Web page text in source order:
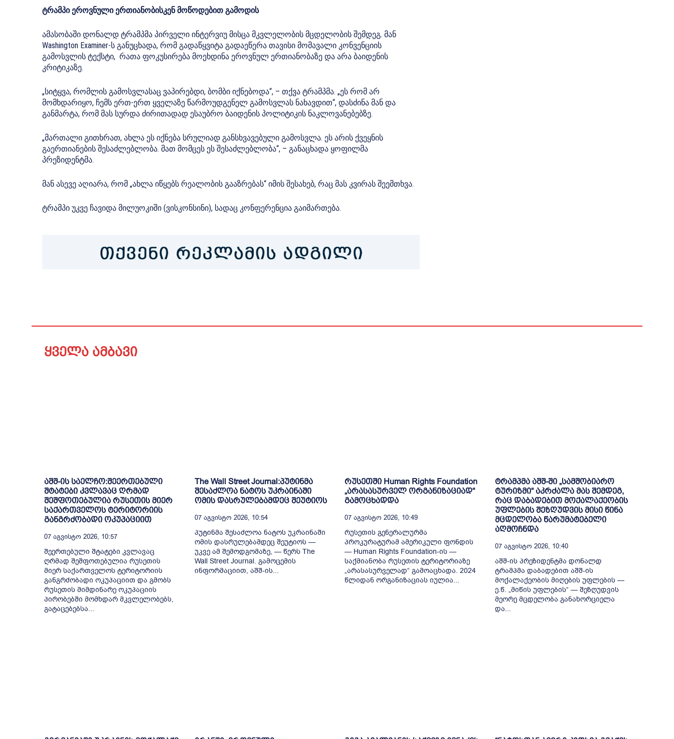
ტრამპი ეროვნული ერთიანობისკენ მოწოდებით გამოდის
ამასობაში დონალდ ტრამპმა პირველი ინტერვიუ მისცა მკვლელობის მცდელობის შემდეგ. მან
Washington Examiner-ს განუცხადა, რომ გადაწყვიტა გადაეწერა თავისი მომავალი კონვენციის
გამოსვლის ტექსტი, რათა ფოკუსირება მოეხდინა ეროვნულ ერთიანობაზე და არა ბაიდენის
კრიტიკაზე.
„სიტყვა, რომლის გამოსვლასაც ვაპირებდი, ბომბი იქნებოდა“, – თქვა ტრამპმა. „ეს რომ არ
მომხდარიყო, ჩემს ერთ-ერთ ყველაზე წარმოუდგენელ გამოსვლას ნახავდით“, დასძინა მან და
განმარტა, რომ მას სურდა ძირითადად ესაუბრო ბაიდენის პოლიტიკის ნაკლოვანებებზე.
„მართალი გითხრათ, ახლა ეს იქნება სრულიად განსხვავებული გამოსვლა. ეს არის ქვეყნის
გაერთიანების შესაძლებლობა. მათ მომცეს ეს შესაძლებლობა“, – განაცხადა ყოფილმა
პრეზიდენტმა.
მან ასევე აღიარა, რომ „ახლა იწყებს რეალობის გააზრებას“ იმის შესახებ, რაც მას კვირას შეემთხვა.
ტრამპი უკვე ჩავიდა მილუოკიში (ვისკონსინი), სადაც კონფერენცია გაიმართება.
ყველა ამბავი
აშშ-ის საელჩო:შეერთებული
შტატები კვლავაც ღრმად
შეშფოთებულია რუსეთის მიერ
საქართველოს ტერიტორიის
განგრძობადი ოკუპაციით
07 Აგვისტო 2026, 10:57
შეერთებული შტატები კვლავაც
ღრმად შეშფოთებულია რუსეთის
მიერ საქართველოს ტერიტორიის
განგრძობადი ოკუპაციით და გმობს
რუსეთის მიმდინარე ოკუპაციის
პირობებში მომხდარ მკვლელობებს,
გატაცებებსა...
The Wall Street Journal:პუტინმა
შესაძლოა ნატოს უკრაინაში
ომის დასრულებამდეც შეუტიოს
07 Აგვისტო 2026, 10:54
პუტინმა შესაძლოა ნატოს უკრაინაში
ომის დასრულებამდეც შეუტიოს —
უკვე ამ შემოდგომაზე, — წერს The
Wall Street Journal. გამოცემის
ინფორმაციით, აშშ-ის...
რუსეთში Human Rights Foundation
„არასასურველ ორგანიზაციად“
გამოცხადდა
07 Აგვისტო 2026, 10:49
რუსეთის გენერალურმა
პროკურატურამ ამერიკული ფონდის
— Human Rights Foundation-ის —
საქმიანობა რუსეთის ტერიტორიაზე
„არასასურველად“ გამოაცხადა. 2024
წლიდან ორგანიზაციას იულია...
ტრამპმა აშშ-ში „სამშობიარო
ტურიზმი“ აკრძალა მას შემდეგ,
რაც დაბადებით მოქალაქეობის
უფლების შეზღუდვის მისი წინა
მცდელობა წარუმატებელი
აღმოჩნდა
07 Აგვისტო 2026, 10:40
აშშ-ის პრეზიდენტმა დონალდ
ტრამპმა დაბადებით აშშ-ის
მოქალაქეობის მიღების უფლების —
ე.წ. „მიწის უფლების“ — შეზღუდვის
მეორე მცდელობა განახორციელა
და...